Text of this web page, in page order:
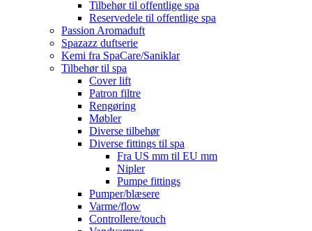
Tilbehør til offentlige spa
Reservedele til offentlige spa
Passion Aromaduft
Spazazz duftserie
Kemi fra SpaCare/Saniklar
Tilbehør til spa
Cover lift
Patron filtre
Rengøring
Møbler
Diverse tilbehør
Diverse fittings til spa
Fra US mm til EU mm
Nipler
Pumpe fittings
Pumper/blæsere
Varme/flow
Controllere/touch